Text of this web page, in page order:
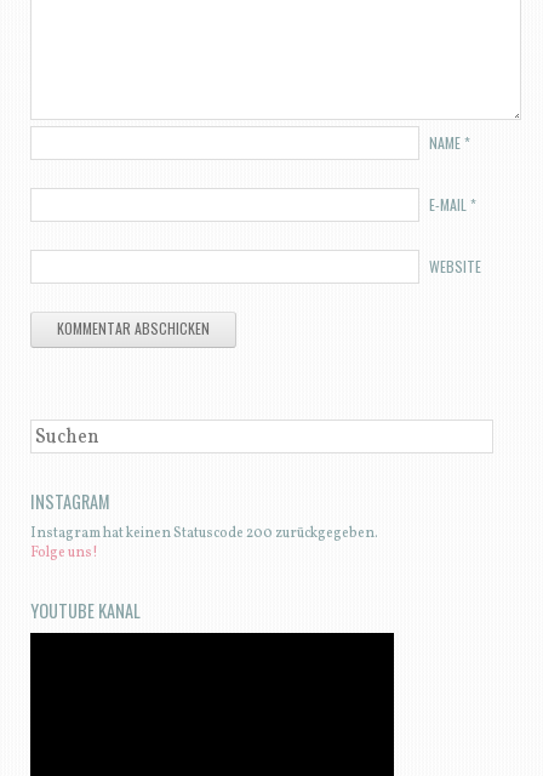
NAME*
E-MAIL *
WEBSITE
SUCHEN
INSTAGRAM
Instagram hat keinen Statuscode 200 zurückgegeben.
Folge uns!
YOUTUBE KANAL